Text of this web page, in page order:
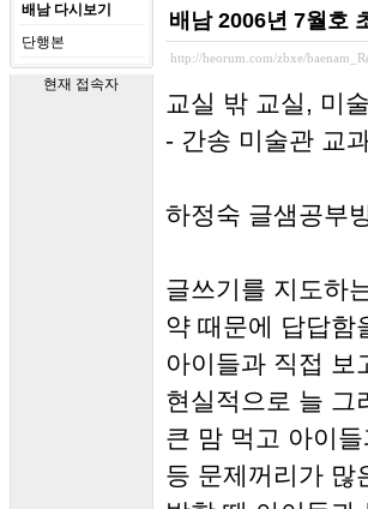
배남 다시보기
단행본
현재 접속자
배남 2006년 7월호
http://heorum.com/zbxe/
교실 밖 교실, 미
- 간송 미술관 교
하정숙 글샘공부
글쓰기를 지도하
약 때문에 답답함
아이들과 직접 보
현실적으로 늘 그
큰 맘 먹고 아이
등 문제꺼리가 많